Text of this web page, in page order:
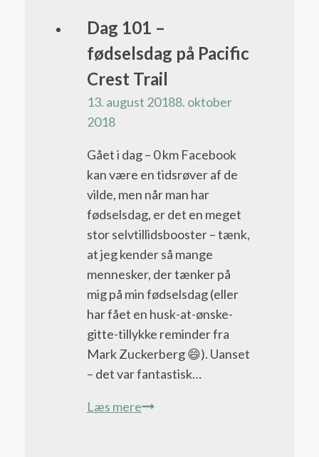
en
dansker
nogensinde
gøre
Pacific
Crest
Trail
bloggen
Dag 101 –
fødselsdag på Pacific
Crest Trail
13. august 20188. oktober
2018
Gået i dag – 0 km Facebook
kan være en tidsrøver af de
vilde, men når man har
fødselsdag, er det en meget
stor selvtillidsbooster – tænk,
at jeg kender så mange
mennesker, der tænker på
mig på min fødselsdag (eller
har fået en husk-at-ønske-
gitte-tillykke reminder fra
Mark Zuckerberg 😄). Uanset
– det var fantastisk…
Læs mereDag